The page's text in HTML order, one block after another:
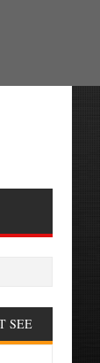
of Madness
SEE